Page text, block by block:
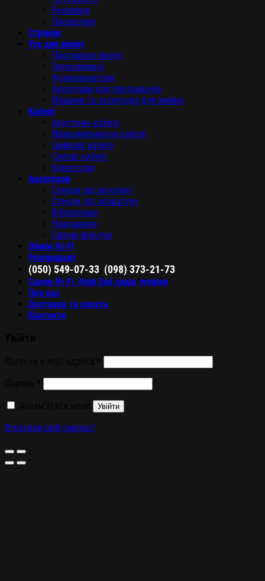
Ресивери
Процесори
Стрімінг
Усе для вінілу
Програвачі вінілу
Звукознімачі
Фонокоректори
Аксесуари для програвачів
Машини та аксесуари для мийки
Кабелі
Акустичні кабелі
Міжкомпонентні кабелі
Цифрові кабелі
Силові кабелі
Конектори
Аксесуари
Стенди під акустику
Стенди під апаратуру
Віброопори
Навушники
Силові фільтри
Обмін Hi-Fi
Розпродажі
(050) 549-07-33 (098) 373-21-73
Салон Hi-Fi, High End аудіо техніки
Про нас
Доставка та оплата
Контакти
Увійти
Втратили свій пароль?